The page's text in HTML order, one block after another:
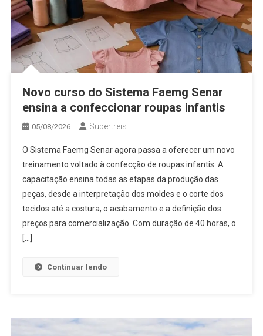
Novo curso do Sistema Faemg Senar
ensina a confeccionar roupas infantis
05/08/2026 Supertreis
O Sistema Faemg Senar agora passa a oferecer um novo
treinamento voltado à confecção de roupas infantis. A
capacitação ensina todas as etapas da produção das
peças, desde a interpretação dos moldes e o corte dos
tecidos até a costura, o acabamento e a definição dos
preços para comercialização. Com duração de 40 horas, o
[…]
Continuar lendo